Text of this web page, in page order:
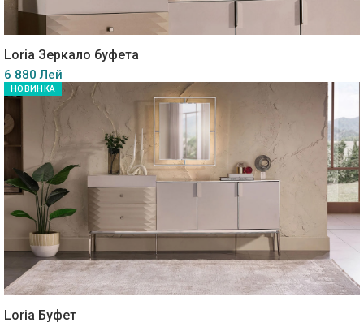
Loria Зеркало буфета
6 880 Лей
НОВИНКА
Loria Буфет